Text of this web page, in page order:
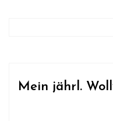
Mein jährl.